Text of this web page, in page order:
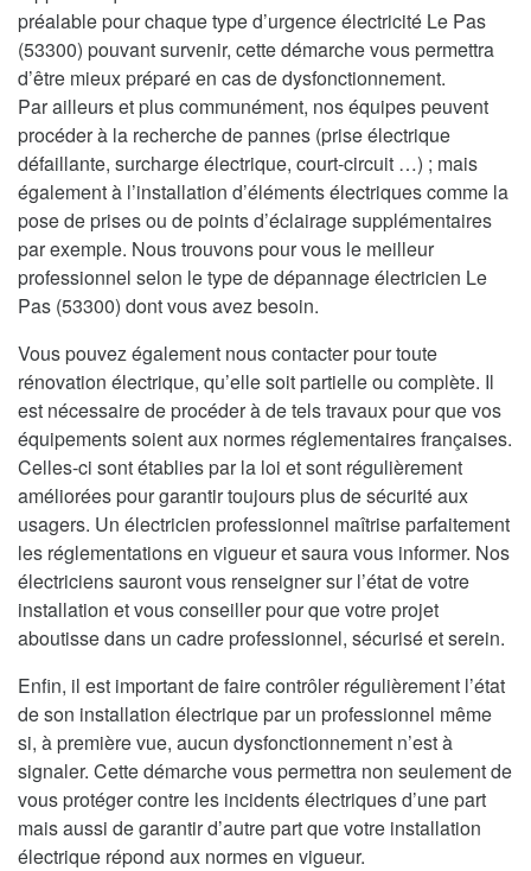
préalable pour chaque type d’urgence électricité Le Pas
(53300) pouvant survenir, cette démarche vous permettra
d’être mieux préparé en cas de dysfonctionnement.
Par ailleurs et plus communément, nos équipes peuvent
procéder à la recherche de pannes (prise électrique
défaillante, surcharge électrique, court-circuit …) ; mais
également à l’installation d’éléments électriques comme la
pose de prises ou de points d’éclairage supplémentaires
par exemple. Nous trouvons pour vous le meilleur
professionnel selon le type de dépannage électricien Le
Pas (53300) dont vous avez besoin.
Vous pouvez également nous contacter pour toute
rénovation électrique, qu’elle soit partielle ou complète. Il
est nécessaire de procéder à de tels travaux pour que vos
équipements soient aux normes réglementaires françaises.
Celles-ci sont établies par la loi et sont régulièrement
améliorées pour garantir toujours plus de sécurité aux
usagers. Un électricien professionnel maîtrise parfaitement
les réglementations en vigueur et saura vous informer. Nos
électriciens sauront vous renseigner sur l’état de votre
installation et vous conseiller pour que votre projet
aboutisse dans un cadre professionnel, sécurisé et serein.
Enfin, il est important de faire contrôler régulièrement l’état
de son installation électrique par un professionnel même
si, à première vue, aucun dysfonctionnement n’est à
signaler. Cette démarche vous permettra non seulement de
vous protéger contre les incidents électriques d’une part
mais aussi de garantir d’autre part que votre installation
électrique répond aux normes en vigueur.